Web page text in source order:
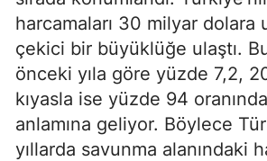
harcamaları 30 milyar dolara
çekici bir büyüklüğe ulaştı.
önceki yıla göre yüzde 7,2,
kıyasla ise yüzde 94
anlamına geliyor. Böylece
yıllarda savunma alanındaki